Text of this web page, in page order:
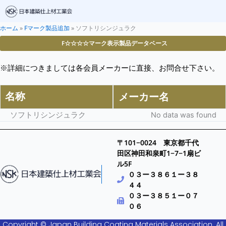
ホーム » Fマーク製品追加 » ソフトリシンジュラク
F☆☆☆☆マーク表示製品データベース
※詳細につきましては各会員メーカーに直接、お問合せ下さい。
名称 メーカー名
ソフトリシンジュラク No data was found
〒101−0024 東京都千代
田区神田和泉町1−7−1扇ビ
ル5F
０３ー３８６１ー３８
４４
０３ー３８５１ー０７
０６